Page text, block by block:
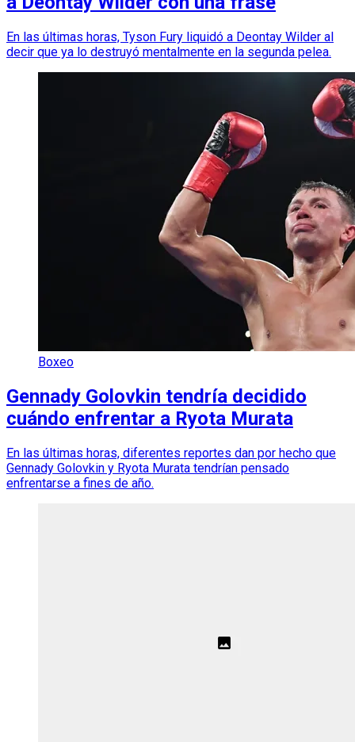
En las últimas horas, Tyson Fury liquidó a Deontay Wilder al
decir que ya lo destruyó mentalmente en la segunda pelea.
Boxeo
Gennady Golovkin tendría decidido
cuándo enfrentar a Ryota Murata
En las últimas horas, diferentes reportes dan por hecho que
Gennady Golovkin y Ryota Murata tendrían pensado
enfrentarse a fines de año.